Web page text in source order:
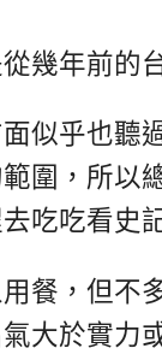
幾年前的
似乎也聽
圍，所以
吃吃看史
餐，但不
大於實力